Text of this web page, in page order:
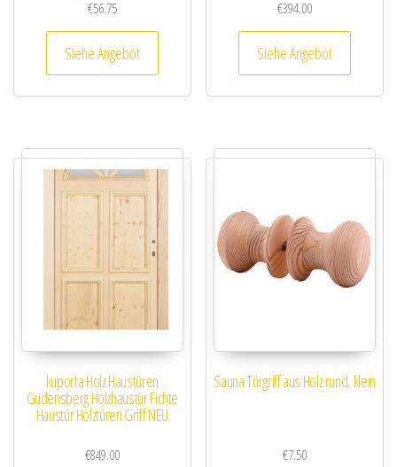
€56.75
Siehe Angebot
€394.00
Siehe Angebot
kuporta Holz Haustüren
Gudensberg Holzhaustür Fichte
Haustür Holztüren Griff NEU
€849.00
Sauna Türgriff aus Holz rund, klein
€7.50